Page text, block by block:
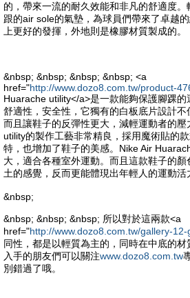
的，帶來一流的耐久效能和非凡的舒適度
跟的air sole的氣墊，為球員們帶來了卓越
上更好的發揮，外地則是橡膠材質製成的。
&nbsp; &nbsp; &nbsp; &nbsp; <a
href="http://www.dozo8.com.tw/product-
Huarache utility</a>是一款能夠保護腳踝
舒適性，安全性，它獨有的白板底片設計不
而且讓鞋子的反彈性更大，減輕運動者的
utility的製作工藝非常精良，採用魔術貼的
特，也增加了鞋子的美感。Nike Air
大，適合各種室外運動。而且這款鞋子的
土的感覺，反而更能體現出年輕人的運動活
&nbsp;
&nbsp; &nbsp; &nbsp; 所以對於這兩款<a
href="http://www.dozo8.com.tw/gallery-
同性，都是以輕質為主的，同時在中底的
入手的朋友們可以關注www.dozo8.com.tw
別錯過了哦。